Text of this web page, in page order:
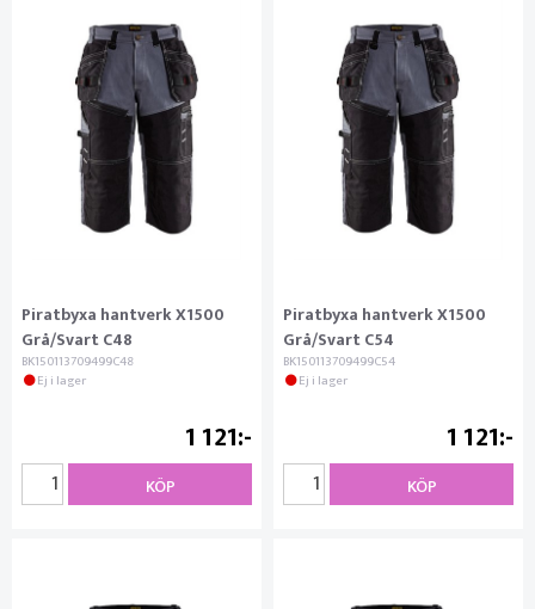
Piratbyxa hantverk X1500
Grå/Svart C48
BK150113709499C48
Ej i lager
1 121
KÖP
Piratbyxa hantverk X1500
Grå/Svart C54
BK150113709499C54
Ej i lager
1 121
KÖP